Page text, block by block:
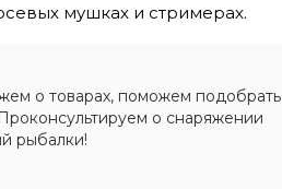
мушках и стримерах.
о товарах, поможем подобрать
о снаряжении
рыбалки!